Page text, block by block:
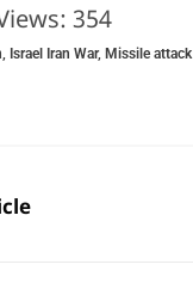
354
, Israel Iran War, Missile attack